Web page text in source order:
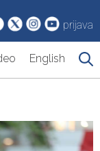
prijava
English